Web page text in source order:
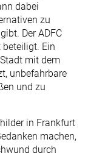
dabei
zu
Der ADFC
Ein
mit dem
unbefahrbare
und zu
in Frankfurt
machen,
durch